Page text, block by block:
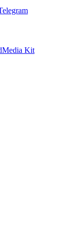
Media Kit